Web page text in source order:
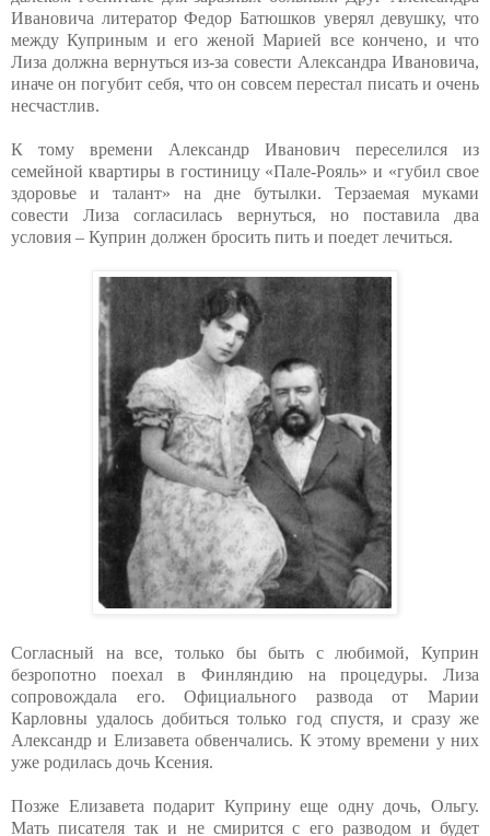
Ивановича литератор Федор Батюшков уверял девушку, что
между Куприным и его женой Марией все кончено, и что
Лиза должна вернуться из-за совести Александра Ивановича,
иначе он погубит себя, что он совсем перестал писать и очень
несчастлив.
К тому времени Александр Иванович переселился из
семейной квартиры в гостиницу «Пале-Рояль» и «губил свое
здоровье и талант» на дне бутылки. Терзаемая муками
совести Лиза согласилась вернуться, но поставила два
условия – Куприн должен бросить пить и поедет лечиться.
Согласный на все, только бы быть с любимой, Куприн
безропотно поехал в Финляндию на процедуры. Лиза
сопровождала его. Официального развода от Марии
Карловны удалось добиться только год спустя, и сразу же
Александр и Елизавета обвенчались. К этому времени у них
уже родилась дочь Ксения.
Позже Елизавета подарит Куприну еще одну дочь, Ольгу.
Мать писателя так и не смирится с его разводом и будет